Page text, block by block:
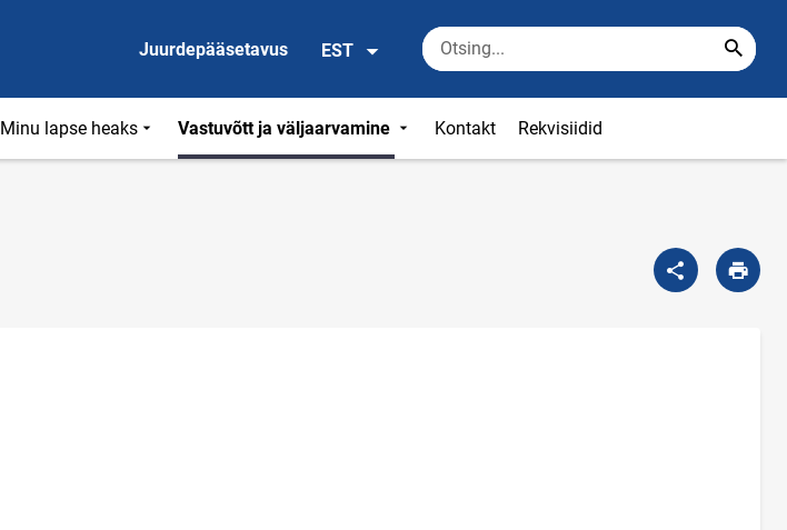
Juurdepääsetavus EST
Minu lapse heaks Vastuvõtt ja väljaarvamine Kontakt Rekvisiidid